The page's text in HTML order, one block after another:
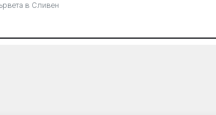
в Сливен